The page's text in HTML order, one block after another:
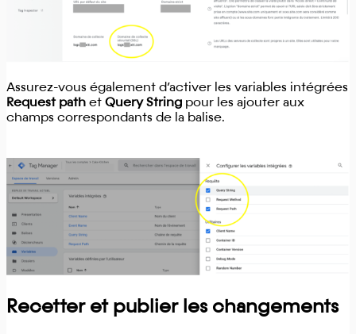
Assurez-vous également d’activer les variables intégrées
Request path et Query String pour les ajouter aux
champs correspondants de la balise.
Recetter et publier les changements